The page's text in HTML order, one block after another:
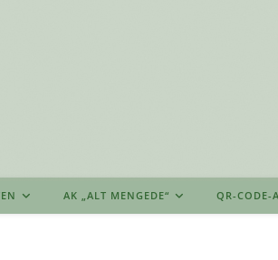
AK „ALT MENGEDE“ QR-CODE-